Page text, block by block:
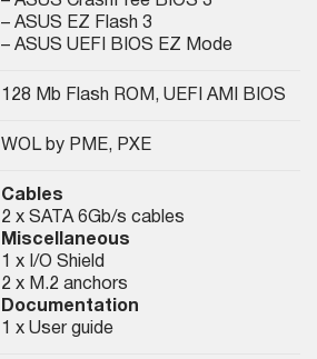
– ASUS EZ Flash 3
– ASUS UEFI BIOS EZ Mode
128 Mb Flash ROM, UEFI AMI BIOS
WOL by PME, PXE
Cables
2 x SATA 6Gb/s cables
Miscellaneous
1 x I/O Shield
2 x M.2 anchors
Documentation
1 x User guide